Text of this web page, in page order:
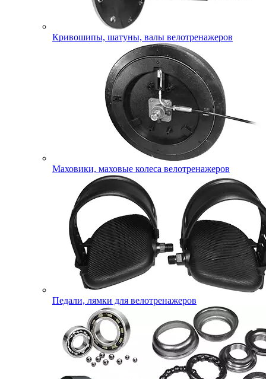
Кривошипы, шатуны, валы велотренажеров
Маховики, маховые колеса велотренажеров
Педали, лямки для велотренажеров